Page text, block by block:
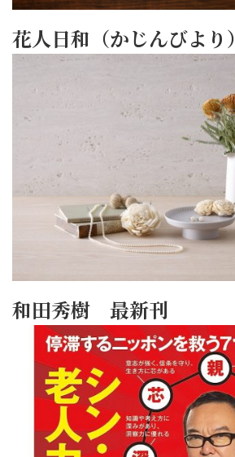
花人日和（かじんびより）
和田秀樹 最新刊